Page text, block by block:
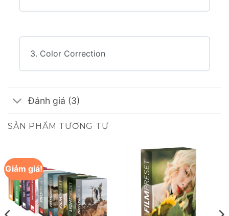
3. Color Correction
Đánh giá (3)
SẢN PHẨM TƯƠNG TỰ
Giảm giá!